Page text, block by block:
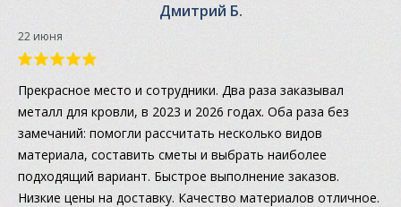
Дмитрий Б.
22 июня
Прекрасное место и сотрудники. Два раза заказывал
металл для кровли, в 2023 и 2026 годах. Оба раза без
замечаний: помогли рассчитать несколько видов
материала, составить сметы и выбрать наиболее
подходящий вариант. Быстрое выполнение заказов.
Низкие цены на доставку. Качество материалов отличное.